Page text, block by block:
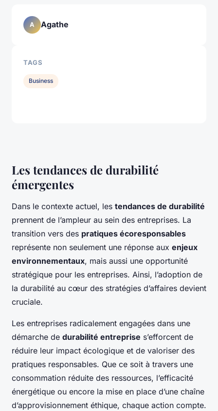
Les tendances de durabilité
émergentes
Dans le contexte actuel, les tendances de durabilité
prennent de l’ampleur au sein des entreprises. La
transition vers des pratiques écoresponsables
représente non seulement une réponse aux enjeux
environnementaux, mais aussi une opportunité
stratégique pour les entreprises. Ainsi, l’adoption de
la durabilité au cœur des stratégies d’affaires devient
cruciale.
Les entreprises radicalement engagées dans une
démarche de durabilité entreprise s’efforcent de
réduire leur impact écologique et de valoriser des
pratiques responsables. Que ce soit à travers une
consommation réduite des ressources, l’efficacité
énergétique ou encore la mise en place d’une chaîne
d’approvisionnement éthique, chaque action compte.
A Agathe
TAGS
Business